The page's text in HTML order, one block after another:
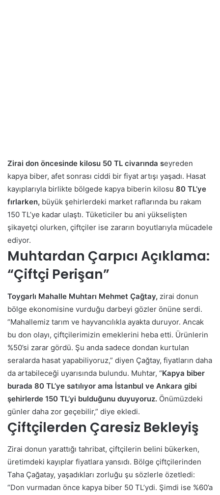
Zirai don öncesinde kilosu 50 TL civarında seyreden
kapya biber, afet sonrası ciddi bir fiyat artışı yaşadı. Hasat
kayıplarıyla birlikte bölgede kapya biberin kilosu 80 TL’ye
fırlarken, büyük şehirlerdeki market raflarında bu rakam
150 TL’ye kadar ulaştı. Tüketiciler bu ani yükselişten
şikayetçi olurken, çiftçiler ise zararın boyutlarıyla mücadele
ediyor.
Muhtardan Çarpıcı Açıklama:
“Çiftçi Perişan”
Toygarlı Mahalle Muhtarı Mehmet Çağtay, zirai donun
bölge ekonomisine vurduğu darbeyi gözler önüne serdi.
“Mahallemiz tarım ve hayvancılıkla ayakta duruyor. Ancak
bu don olayı, çiftçilerimizin emeklerini heba etti. Ürünlerin
%50’si zarar gördü. Şu anda sadece dondan kurtulan
seralarda hasat yapabiliyoruz,” diyen Çağtay, fiyatların daha
da artabileceği uyarısında bulundu. Muhtar, “Kapya biber
burada 80 TL’ye satılıyor ama İstanbul ve Ankara gibi
şehirlerde 150 TL’yi bulduğunu duyuyoruz. Önümüzdeki
günler daha zor geçebilir,” diye ekledi.
Çiftçilerden Çaresiz Bekleyiş
Zirai donun yarattığı tahribat, çiftçilerin belini bükerken,
üretimdeki kayıplar fiyatlara yansıdı. Bölge çiftçilerinden
Taha Çağatay, yaşadıkları zorluğu şu sözlerle özetledi:
“Don vurmadan önce kapya biber 50 TL’ydi. Şimdi ise %60’a